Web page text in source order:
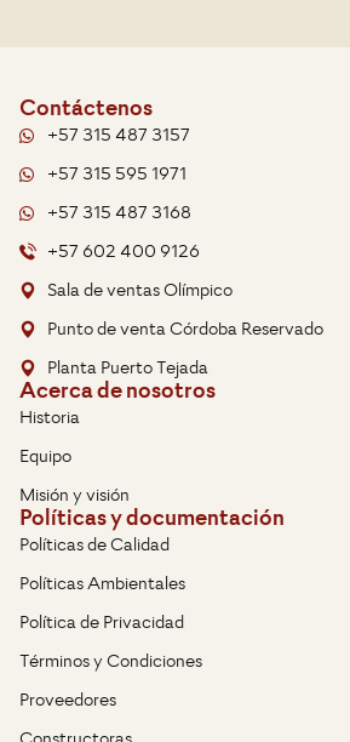
Contáctenos
+57 315 487 3157
+57 315 595 1971
+57 315 487 3168
+57 602 400 9126
Sala de ventas Olímpico
Punto de venta Córdoba Reservado
Planta Puerto Tejada
Acerca de nosotros
Historia
Equipo
Misión y visión
Políticas y documentación
Políticas de Calidad
Políticas Ambientales
Política de Privacidad
Términos y Condiciones
Proveedores